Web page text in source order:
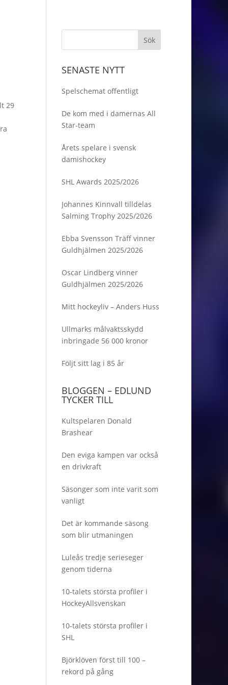
29
SENASTE NYTT
Spelschemat offentligt
De kom med i damernas All
Star-team
Årets spelare i svensk
damishockey
SHL Awards 2025/2026
Johannes Kinnvall tilldelas
Salming Trophy 2025/2026
Ebba Svensson Träff vinner
Guldhjälmen 2025/2026
Oscar Lindberg vinner
Guldhjälmen 2025/2026
Mitt hockeyliv – Anders Huss
Ullmarks målvaktsskydd
inbringade 56 000 kronor
Följt sitt lag i 85 år
BLOGGEN – EDLUND
TYCKER TILL
Kultspelaren Donald
Brashear
Den eviga kampen var också
en drivkraft
Säsonger som inte varit som
vanligt
Det är kommande säsong
som blir utmaningen
Luleås tredje serieseger
genom tiderna
10-talets största profiler i
HockeyAllsvenskan
10-talets största profiler i
SHL
Björklöven först till 100 –
rekord på gång